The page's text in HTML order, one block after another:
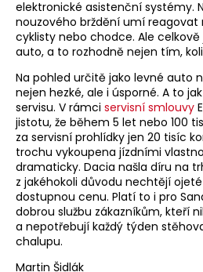
elektronické asistenční systémy.
nouzového brždění umí reagovat
cyklisty nebo chodce. Ale
auto, a to rozhodně nejen tím,
Na pohled určitě jako levné auto
nejen hezké, ale i úsporné. A to
servisu. V rámci servisní smlouvy
jistotu, že během 5 let nebo 100
za servisní prohlídky jen 20 tisíc
trochu vykoupena jízdními
dramaticky. Dacia našla díru na
z jakéhokoli důvodu nechtějí
dostupnou cenu. Platí to i pro
dobrou službu zákazníkům, kteří
a nepotřebují každý týden
chalupu.
Martin Šidlák